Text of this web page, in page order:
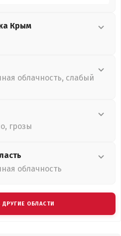
Крым
облачность, слабый
грозы
облачность
ДРУГИЕ ОБЛАСТИ